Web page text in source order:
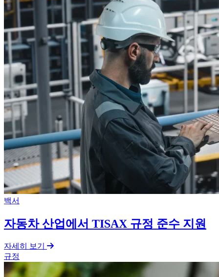
백서
자동차 산업에서 TISAX 규정 준수 지원
자세히 보기
규정